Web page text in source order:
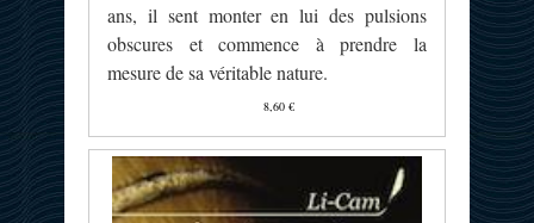
ans, il sent monter en lui des pulsions
obscures et commence à prendre la
mesure de sa véritable nature.
8,60 €